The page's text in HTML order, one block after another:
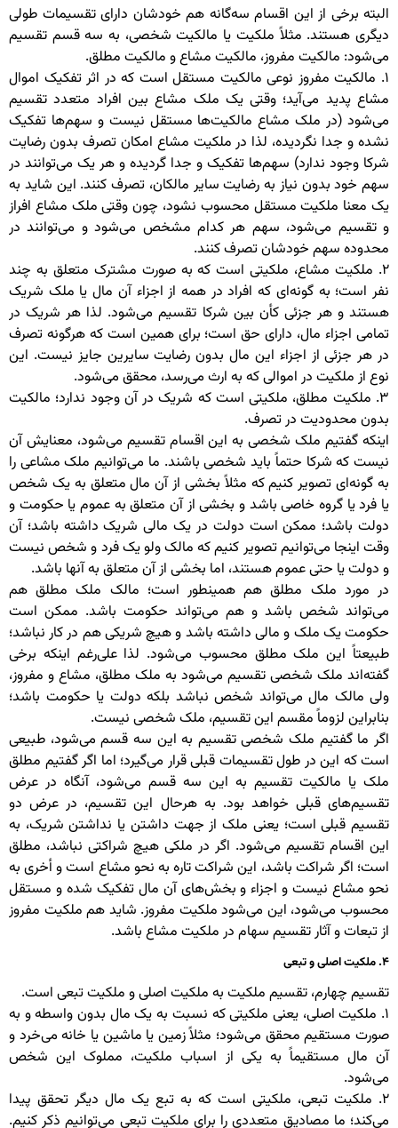
البته برخی از این اقسام سه‌گانه هم خودشان دارای تقسیمات طولی
دیگری هستند. مثلاً ملکیت یا مالکیت شخصی، به سه قسم تقسیم
می‌شود: مالکیت مفروز، مالکیت مشاع و مالکیت مطلق.
۱. مالکیت مفروز نوعی مالکیت مستقل است که در اثر تفکیک اموال
مشاع پدید می‌آید؛ وقتی یک ملک مشاع بین افراد متعدد تقسیم
می‌شود (در ملک مشاع مالکیت‌ها مستقل نیست و سهم‌ها تفکیک
نشده و جدا نگردیده، لذا در ملکیت مشاع امکان تصرف بدون رضایت
شرکا وجود ندارد) سهم‌ها تفکیک و جدا گردیده و هر یک می‌توانند در
سهم خود بدون نیاز به رضایت سایر مالکان، تصرف کنند. این شاید به
یک معنا ملکیت مستقل محسوب نشود، چون وقتی ملک مشاع افراز
و تقسیم می‌شود، سهم هر کدام مشخص می‌شود و می‌توانند در
محدوده سهم خودشان تصرف کنند.
۲. ملکیت مشاع، ملکیتی است که به صورت مشترک متعلق به چند
نفر است؛ به گونه‌ای که افراد در همه از اجزاء آن مال یا ملک شریک
هستند و هر جزئی کأن بین شرکا تقسیم می‌شود. لذا هر شریک در
تمامی اجزاء مال، دارای حق است؛ برای همین است که هرگونه تصرف
در هر جزئی از اجزاء این مال بدون رضایت سایرین جایز نیست. این
نوع از ملکیت در اموالی که به ارث می‌رسد، محقق می‌شود.
۳. ملکیت مطلق، ملکیتی است که شریک در آن وجود ندارد؛ مالکیت
بدون محدودیت در تصرف.
اینکه گفتیم ملک شخصی به این اقسام تقسیم می‌شود، معنایش آن
نیست که شرکا حتماً باید شخصی باشند. ما می‌توانیم ملک مشاعی را
به گونه‌ای تصویر کنیم که مثلاً بخشی از آن مال متعلق به یک شخص
یا فرد یا گروه خاصی باشد و بخشی از آن متعلق به عموم یا حکومت و
دولت باشد؛ ممکن است دولت در یک مالی شریک داشته باشد؛ آن
وقت اینجا می‌توانیم تصویر کنیم که مالک ولو یک فرد و شخص نیست
و دولت یا حتی عموم هستند، اما بخشی از آن متعلق به آنها باشد.
در مورد ملک مطلق هم همینطور است؛ مالک ملک مطلق هم
می‌تواند شخص باشد و هم می‌تواند حکومت باشد. ممکن است
حکومت یک ملک و مالی داشته باشد و هیچ شریکی هم در کار نباشد؛
طبیعتاً این ملک مطلق محسوب می‌شود. لذا علی‌رغم اینکه برخی
گفته‌اند ملک شخصی تقسیم می‌شود به ملک مطلق، مشاع و مفروز،
ولی مالک مال می‌تواند شخص نباشد بلکه دولت یا حکومت باشد؛
بنابراین لزوماً مقسم این تقسیم، ملک شخصی نیست.
اگر ما گفتیم ملک شخصی تقسیم به این سه قسم می‌شود، طبیعی
است که این در طول تقسیمات قبلی قرار می‌گیرد؛ اما اگر گفتیم مطلق
ملک یا مالکیت تقسیم به این سه قسم می‌شود، آنگاه در عرض
تقسیم‌های قبلی خواهد بود. به هرحال این تقسیم، در عرض دو
تقسیم قبلی است؛ یعنی ملک از جهت داشتن یا نداشتن شریک، به
این اقسام تقسیم می‌شود. اگر در ملکی هیچ شراکتی نباشد، مطلق
است؛ اگر شراکت باشد، این شراکت تاره به نحو مشاع است و أخری به
نحو مشاع نیست و اجزاء و بخش‌های آن مال تفکیک شده و مستقل
محسوب می‌شود، این می‌شود ملکیت مفروز. شاید هم ملکیت مفروز
از تبعات و آثار تقسیم سهام در ملکیت مشاع باشد.
۴. ملکیت اصلی و تبعی
تقسیم چهارم، تقسیم ملکیت به ملکیت اصلی و ملکیت تبعی است.
۱. ملکیت اصلی، یعنی ملکیتی که نسبت به یک مال بدون واسطه و به
صورت مستقیم محقق می‌شود؛ مثلاً زمین یا ماشین یا خانه می‌خرد و
آن مال مستقیماً به یکی از اسباب ملکیت، مملوک این شخص
می‌شود.
۲. ملکیت تبعی، ملکیتی است که به تبع یک مال دیگر تحقق پیدا
می‌کند؛ ما مصادیق متعددی را برای ملکیت تبعی می‌توانیم ذکر کنیم.